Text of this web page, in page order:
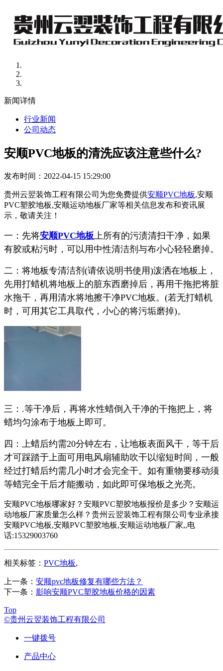
新闻详情
行业新闻
公司动态
安顺PVC地板的清洗应该注意些什么?
发布时间：2022-04-15 15:29:00
贵州云翌装饰工程有限公司为您免费提供安顺PVC地板,安顺
PVC塑胶地板,安顺运动地板厂家等相关信息发布和资讯展
示，敬请关注！
一：先将安顺PVC地板 上所有的污渍清扫干净，如果
有胶或粘污时，可以用中性清洁剂与布小心轻轻磨掉。
二：将地板专清洁剂(请依说明书使用)泼洒在地板上，
先用打蜡机将地板上的脏东西磨掉后，再用干拖把将脏
水拖干，再用清水将地擦干净PVC地板。(若无打蜡机
时，可用其它工具取代，小心的将污垢磨掉)。
三：.等干净后，再将水性蜡倒入干净的干拖把上，将
蜡均匀涂布于地板上即可。
四：上蜡后约需20分钟左右，让地板表面风干，等干后
才可踩踏于上面可用电风扇辅助吹干以缩短时间，一般
经过打蜡后约需几小时才会完全干。如有重物要移动须
等蜡完全干后才能搬动，如此即可保地板之光亮。
安顺PVC地板哪家好？安顺PVC塑胶地板报价是多少？安顺运
动地板厂家质量怎么样？贵州云翌装饰工程有限公司专业承接
安顺PVC地板,安顺PVC塑胶地板,安顺运动地板厂家,,电
话:15329003760
相关标签： PVC地板,
上一条： 安顺pvc地板修复有哪些方法？
下一条： 影响安顺PVC塑胶地板价格的因素
Top
©贵州云翌装饰工程有限公司
一键拨号
产品中心